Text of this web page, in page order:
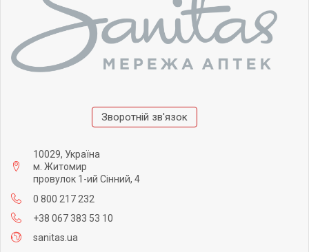
Зворотній зв'язок
10029, Україна
м. Житомир
провулок 1-ий Сінний, 4
0 800 217 232
+38 067 383 53 10
sanitas.ua